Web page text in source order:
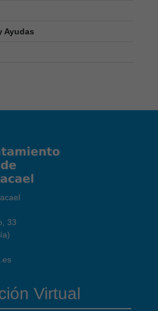
Ayudas
33
Virtual